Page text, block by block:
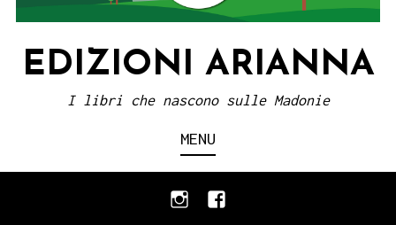
EDIZIONI ARIANNA
I libri che nascono sulle Madonie
MENU
instagramfacebook